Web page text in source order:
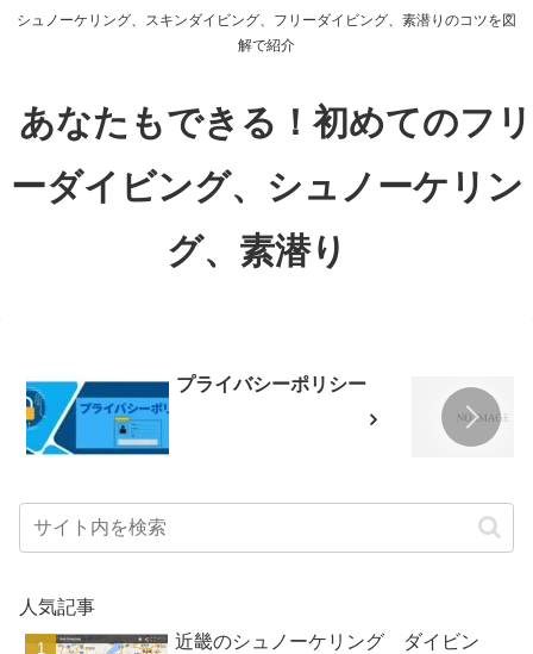
シュノーケリング、スキンダイビング、フリーダイビング、素潜りのコツを図
解で紹介
あなたもできる！初めてのフリ
ーダイビング、シュノーケリン
グ、素潜り
プライバシーポリシー
人気記事
近畿のシュノーケリング ダイビン